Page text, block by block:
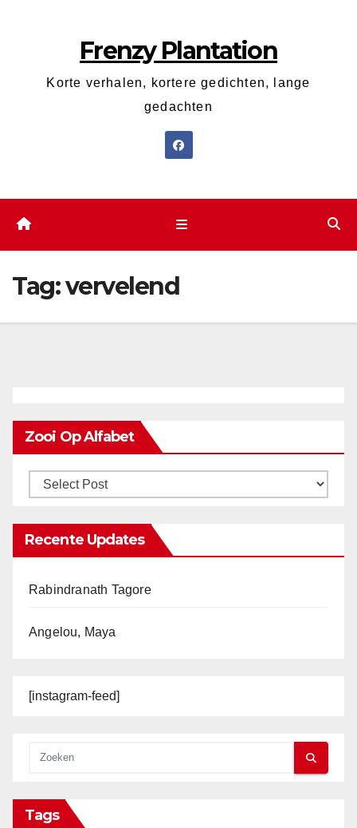
Frenzy Plantation
Korte verhalen, kortere gedichten, lange
gedachten
Tag:vervelend
Zooi Op Alfabet
Recente Updates
Rabindranath Tagore
Angelou, Maya
[instagram-feed]
Tags